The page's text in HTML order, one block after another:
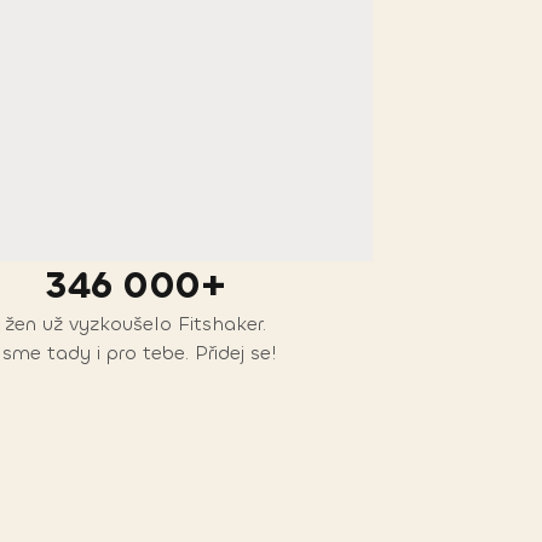
346 000+
žen už vyzkoušelo Fitshaker.
tady i pro tebe. Přidej se!